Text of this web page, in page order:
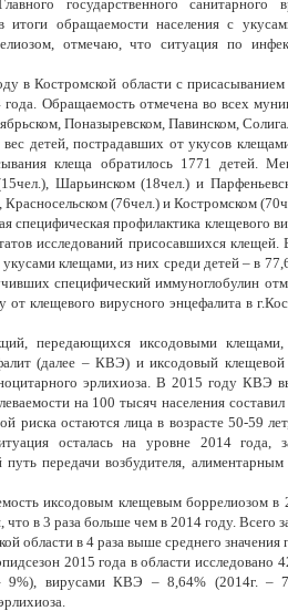
государственного
итоги обращаемости населения с
отмечаю, что ситуация по
в Костромской области с
Обращаемость отмечена во всех
Поназыревском, Павинском,
вес детей, пострадавших от укусов
клеща обратилось 1771 детей.
Шарьинском (18чел.) и
Красносельском (76чел.) и Костромском
специфическая профилактика клещевого
исследований присосавшихся
клещами, из них среди детей – в
специфический иммуноглобулин
от клещевого вирусного энцефалита в
передающихся иксодовыми клещами,
(далее – КВЭ) и иксодовый
эрлихиоза. В 2015 году КВЭ
на 100 тысяч населения
риска остаются лица в возрасте 50-59
осталась на уровне 2014 года,
путь передачи возбудителя,
иксодовым клещевым боррелиозом
что в 3 раза больше чем в 2014 году. Всего
области в 4 раза выше среднего значения
2015 года в области исследовано
вирусами КВЭ – 8,64% (2014г. –